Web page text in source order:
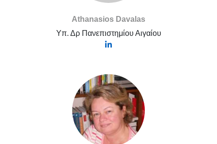
Athanasios Davalas
Υπ. Δρ Πανεπιστημίου Αιγαίου